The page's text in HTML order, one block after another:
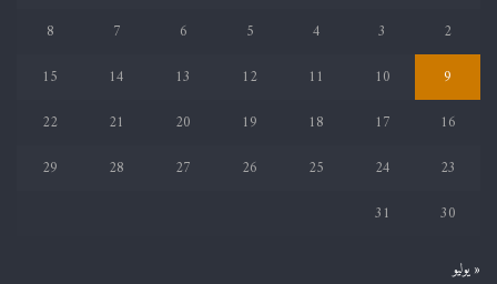
2
3
4
5
6
7
8
9
10
11
12
13
14
15
16
17
18
19
20
21
22
23
24
25
26
27
28
29
30
31
« يوليو